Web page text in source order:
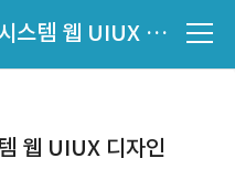
디지털 의사결정 지원시스템 웹 UIUX 디자인
웹 UIUX 디자인